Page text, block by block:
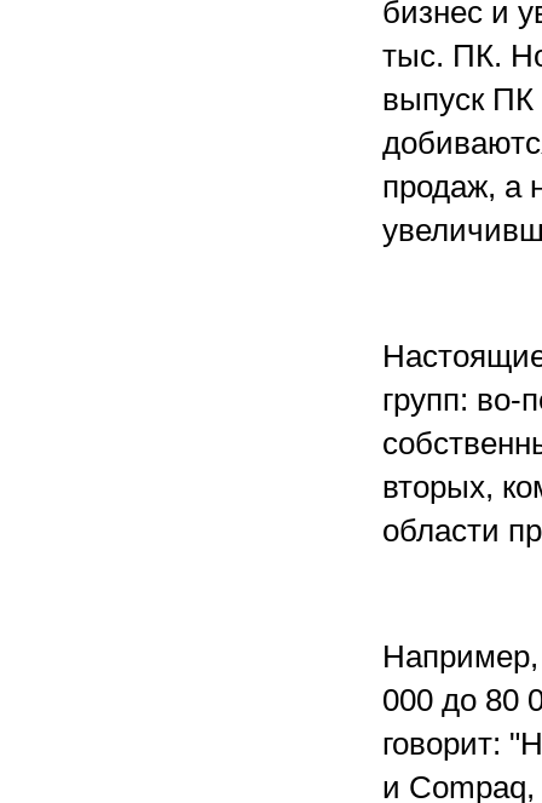
бизнес и
тыс. ПК.
выпуск ПК
продаж, а
групп: во-
вторых,
области
000 до 80
говорит:
и Compaq,